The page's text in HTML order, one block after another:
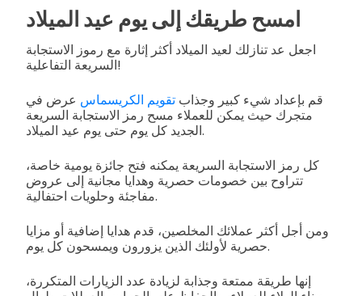
امسح طريقك إلى يوم عيد الميلاد
اجعل عد تنازلك لعيد الميلاد أكثر إثارة مع رموز الاستجابة
السريعة التفاعلية!
قم بإعداد شيء كبير وجذاب تقويم الكريسماس عرض في
متجرك حيث يمكن للعملاء مسح رمز الاستجابة السريعة
الجديد كل يوم حتى يوم عيد الميلاد.
كل رمز الاستجابة السريعة يمكنه فتح جائزة يومية خاصة،
تتراوح بين خصومات حصرية وهدايا مجانية إلى عروض
مفاجئة وحلويات احتفالية.
ومن أجل أكثر عملائك المخلصين، قدم هدايا إضافية أو مزايا
حصرية لأولئك الذين يزورون ويمسحون كل يوم.
إنها طريقة ممتعة وجذابة لزيادة عدد الزيارات المتكررة،